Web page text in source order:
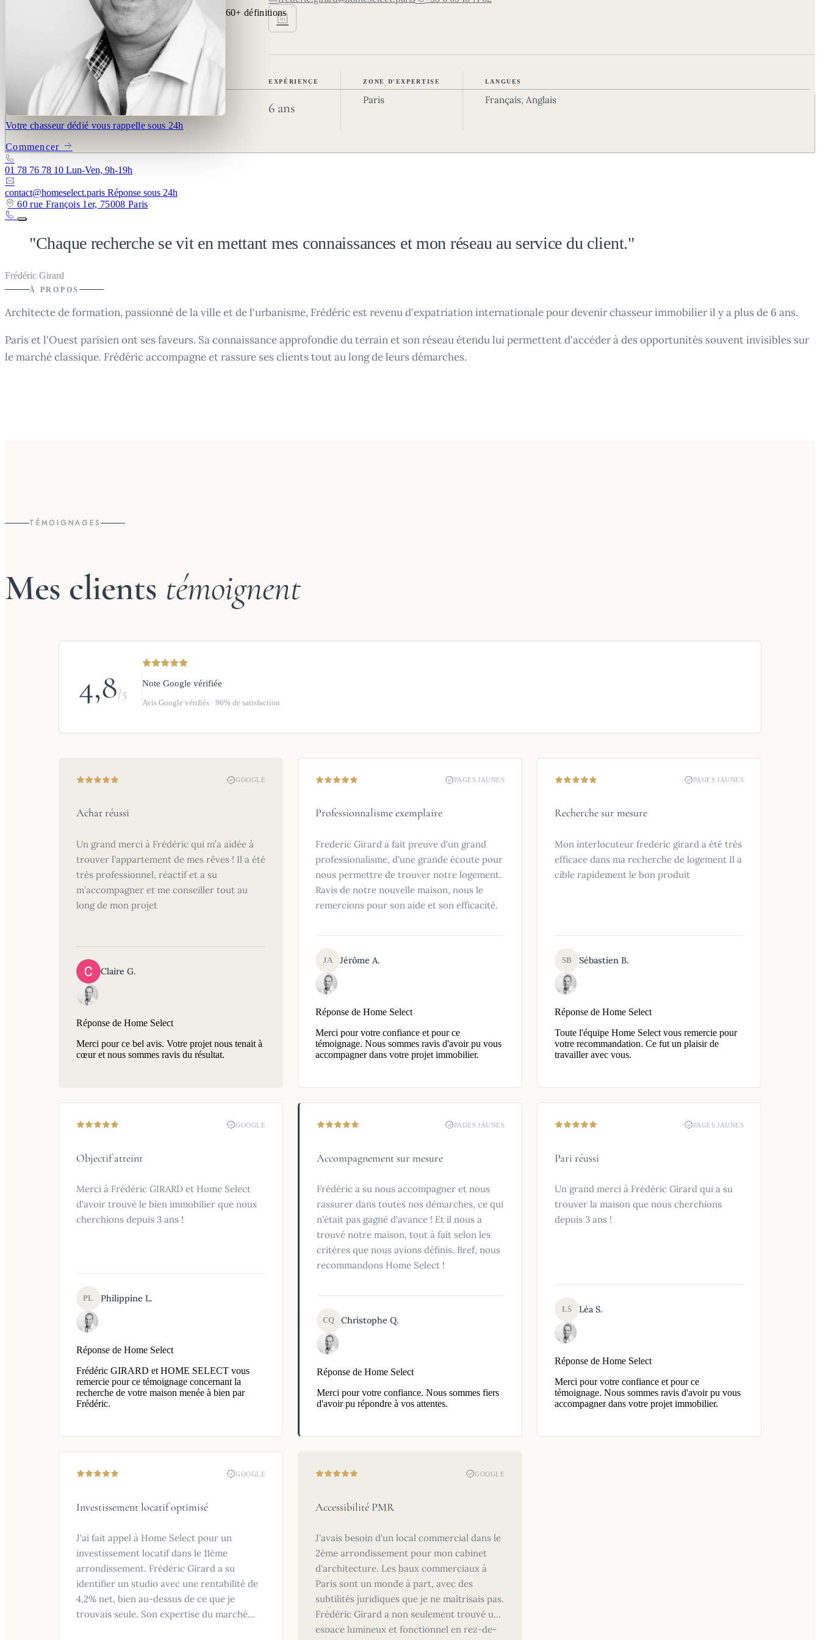
78villes analysées | 424articles 60+ définitions
English
Décrivez votre projet
Votre chasseur dédié vous rappelle sous 24h
Commencer
01 78 76 78 10 Lun-Ven, 9h-19h
contact@homeselect.paris Réponse sous 24h
60 rue François 1er, 75008 Paris
EXPÉRIENCE
6 ans
ZONE D'EXPERTISE
Paris
LANGUES
Français, Anglais
«
"Chaque recherche se vit en mettant mes connaissances et mon réseau au service du client."
Frédéric Girard
À PROPOS
Architecte de formation, passionné de la ville et de l'urbanisme, Frédéric est revenu d'expatriation internationale pour devenir chasseur immobilier il y a plus de 6 ans.
Paris et l'Ouest parisien ont ses faveurs. Sa connaissance approfondie du terrain et son réseau étendu lui permettent d'accéder à des opportunités souvent invisibles sur
le marché classique. Frédéric accompagne et rassure ses clients tout au long de leurs démarches.
TÉMOIGNAGES
Mes clients témoignent
4,8/5
Note Google vérifiée
Avis Google vérifiés · 96% de satisfaction
GOOGLE
Achat réussi
Un grand merci à Frédéric qui m’a aidée à
trouver l’appartement de mes rêves ! Il a été
très professionnel, réactif et a su
m’accompagner et me conseiller tout au
long de mon projet
Claire G.
Réponse de Home Select
Merci pour ce bel avis. Votre projet nous tenait à
cœur et nous sommes ravis du résultat.
PAGES JAUNES
Professionnalisme exemplaire
Frederic Girard a fait preuve d'un grand
professionalisme, d'une grande écoute pour
nous permettre de trouver notre logement.
Ravis de notre nouvelle maison, nous le
remercions pour son aide et son efficacité.
JA Jérôme A.
Réponse de Home Select
Merci pour votre confiance et pour ce
témoignage. Nous sommes ravis d'avoir pu vous
accompagner dans votre projet immobilier.
PAGES JAUNES
Recherche sur mesure
Mon interlocuteur frederic girard a été très
efficace dans ma recherche de logement Il a
cible rapidement le bon produit
SB Sébastien B.
Réponse de Home Select
Toute l'équipe Home Select vous remercie pour
votre recommandation. Ce fut un plaisir de
travailler avec vous.
GOOGLE
Objectif atteint
Merci à Frédéric GIRARD et Home Select
d'avoir trouvé le bien immobilier que nous
cherchions depuis 3 ans !
PL Philippine L.
Réponse de Home Select
Frédéric GIRARD et HOME SELECT vous
remercie pour ce témoignage concernant la
recherche de votre maison menée à bien par
Frédéric.
PAGES JAUNES
Accompagnement sur mesure
Frédéric a su nous accompagner et nous
rassurer dans toutes nos démarches, ce qui
n'était pas gagné d'avance ! Et il nous a
trouvé notre maison, tout à fait selon les
critères que nous avions définis. Bref, nous
recommandons Home Select !
CQ Christophe Q.
Réponse de Home Select
Merci pour votre confiance. Nous sommes fiers
d'avoir pu répondre à vos attentes.
PAGES JAUNES
Pari réussi
Un grand merci à Frédéric Girard qui a su
trouver la maison que nous cherchions
depuis 3 ans !
LS Léa S.
Réponse de Home Select
Merci pour votre confiance et pour ce
témoignage. Nous sommes ravis d'avoir pu vous
accompagner dans votre projet immobilier.
GOOGLE
Investissement locatif optimisé
J'ai fait appel à Home Select pour un
investissement locatif dans le 11ème
arrondissement. Frédéric Girard a su
identifier un studio avec une rentabilité de
4,2% net, bien au-dessus de ce que je
trouvais seule. Son expertise du marché
GOOGLE
Accessibilité PMR
J'avais besoin d'un local commercial dans le
2ème arrondissement pour mon cabinet
d'architecture. Les baux commerciaux à
Paris sont un monde à part, avec des
subtilités juridiques que je ne maîtrisais pas.
Frédéric Girard a non seulement trouvé un
espace lumineux et fonctionnel en rez-de-